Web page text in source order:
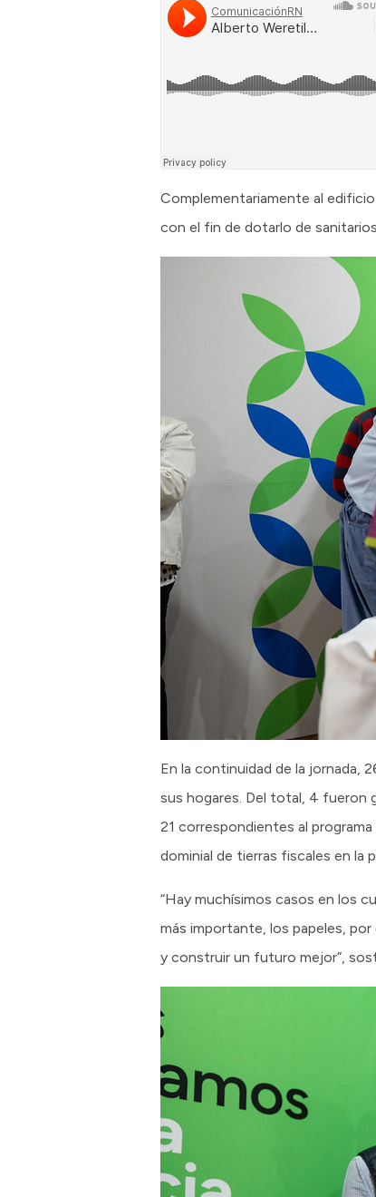
Complementariamente al
con el fin de dotarlo de
En la continuidad de la jornada,
sus hogares. Del total, 4 fueron
21 correspondientes al
dominial de tierras fiscales en la
“Hay muchísimos casos en los
más importante, los papeles,
y construir un futuro mejor”,